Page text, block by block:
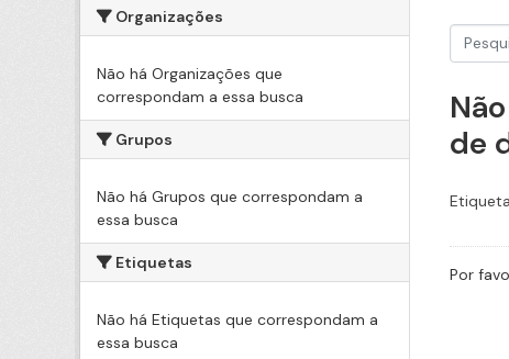
Organizações
Não há Organizações que
correspondam a essa busca
Grupos
Não há Grupos que correspondam a
essa busca
Etiquetas
Não há Etiquetas que correspondam a
essa busca
de
Por